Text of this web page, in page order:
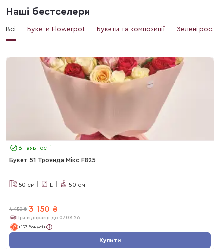
Наші бестселери
Всі Букети Flowerpot Букети та композиції Зелені
В наявності
Букет 51 Троянда Мікс F825
50 см L 50 см
4 450 ₴ 3 150 ₴
При відправці до 07.08.26
+157 бонусів
Купити